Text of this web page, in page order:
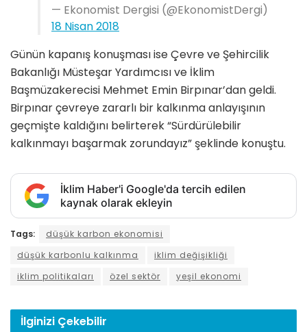
— Ekonomist Dergisi (@EkonomistDergi)
18 Nisan 2018
Günün kapanış konuşması ise Çevre ve Şehircilik
Bakanlığı Müsteşar Yardımcısı ve İklim
Başmüzakerecisi Mehmet Emin Birpınar’dan geldi.
Birpınar çevreye zararlı bir kalkınma anlayışının
geçmişte kaldığını belirterek “Sürdürülebilir
kalkınmayı başarmak zorundayız” şeklinde konuştu.
İklim Haber'i Google'da tercih edilen
kaynak olarak ekleyin
Tags:
düşük karbon ekonomisi
düşük karbonlu kalkınma
iklim değişikliği
iklim politikaları
özel sektör yeşil ekonomi
İlginizi Çekebilir